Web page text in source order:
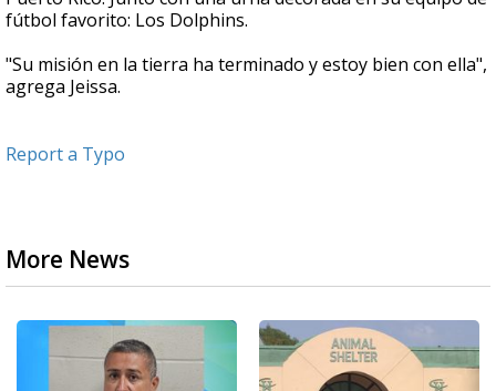
fútbol favorito: Los Dolphins.
"Su misión en la tierra ha terminado y estoy bien con ella",
agrega Jeissa.
Report a Typo
More News